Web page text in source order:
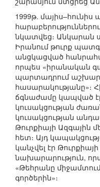
1999թ.
նկատվեց։ Անկարան
Իրանում թուրք
անցկացված
որպես «իրանական
պարտադրում
հասարակությանը»։
ճգնաժամը կապված էր
կուսակցության
կուսակցության
Թուրքիայի Ազգային
հետ։ Այդ
կանչվել էր
նախարարություն,
«Թեհրանը
գործերին»։